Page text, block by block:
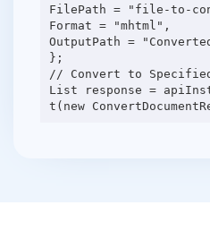
FilePath = "file-to-
Format = "mhtml",
OutputPath =
};
// Convert to
List response =